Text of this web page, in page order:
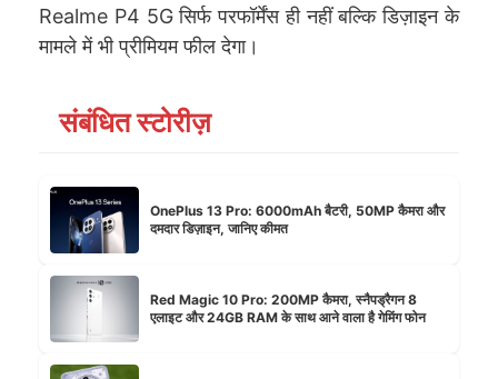
Realme P4 5G सिर्फ परफॉर्मेंस ही नहीं बल्कि डिज़ाइन के
मामले में भी प्रीमियम फील देगा।
संबंधित स्टोरीज़
OnePlus 13 Pro: 6000mAh बैटरी, 50MP कैमरा और
दमदार डिज़ाइन, जानिए कीमत
Red Magic 10 Pro: 200MP कैमरा, स्नैपड्रैगन 8
एलाइट और 24GB RAM के साथ आने वाला है गेमिंग फोन